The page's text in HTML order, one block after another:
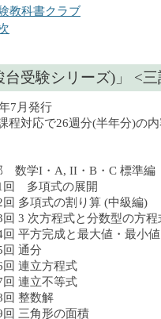
教科書クラブ
台受験シリーズ)」 <
7月発行
程対応で26週分(半年分)の
数学I・A, II・B・C 標準編
多項式の展開
多項式の割り算 (中級編)
3 次方程式と分数型の方程
平方完成と最大値・最小
通分
連立方程式
連立不等式
整数解
三角形の面積